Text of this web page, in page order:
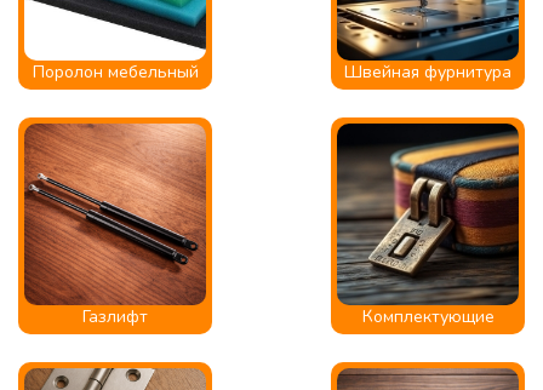
Поролон мебельный Швейная фурнитура
Газлифт Комплектующие